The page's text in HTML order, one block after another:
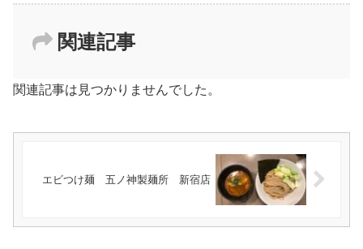
関連記事
関連記事は見つかりませんでした。
エビつけ麺 五ノ神製麺所 新宿店